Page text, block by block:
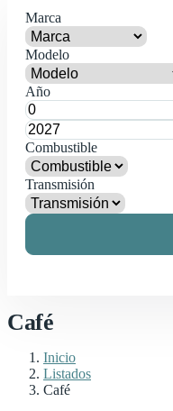
Marca
Modelo
Año
Combustible
Transmisión
Café
Inicio
Listados
Café